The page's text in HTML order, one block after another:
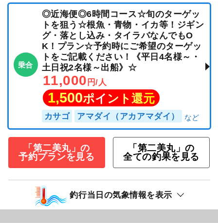
乗合
◎近海便◎6時間コース☆旬のターゲッ
トを狙う☆根魚・青物・イカ等！ジギン
グ・落とし込み・タイラバなんでもO
K！プラン☆予約時にご希望のターゲッ
トをご記載ください！《平日4名様～・
土日祝2名様～出船》☆
11,000 円/人
1,500ポイント還元
カサゴ アマダイ（アカアマダイ）
「第二美丸」の
予約プランを見る
「第二美丸」の
全ての釣果を見る
釣行当日の気象情報を表示